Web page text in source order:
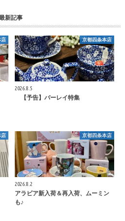
新記事
店 京都四条本店
2026.8.5
【予告】バーレイ特集
店 京都四条本店
2026.8.2
アラビア新入荷＆再入荷、ムーミン
も♪